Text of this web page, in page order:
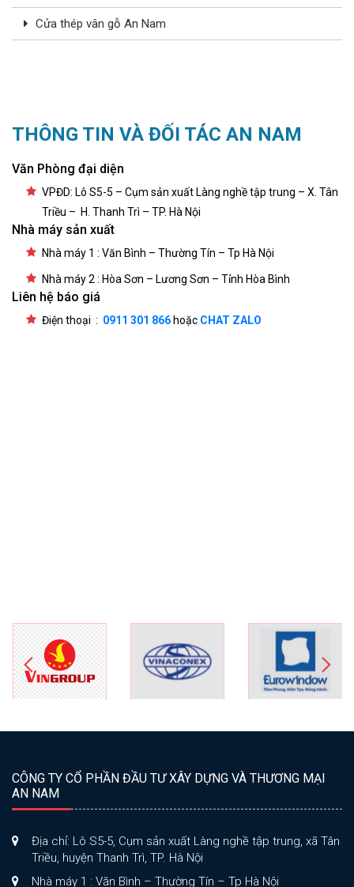
Cửa thép vân gỗ An Nam
THÔNG TIN VÀ ĐỐI TÁC AN NAM
Văn Phòng đại diện
VPĐD: Lô S5-5 – Cụm sản xuất Làng nghề tập trung – X. Tân
Triều – H. Thanh Trì – TP. Hà Nội
Nhà máy sản xuất
Nhà máy 1 : Văn Bình – Thường Tín – Tp Hà Nội
Nhà máy 2 : Hòa Sơn – Lương Sơn – Tỉnh Hòa Bình
Liên hệ báo giá
Điện thoại : 0911 301 866hoặc CHAT ZALO
CÔNG TY CỔ PHẦN ĐẦU TƯ XÂY DỰNG VÀ THƯƠNG MẠI
AN NAM
Địa chỉ: Lô S5-5, Cụm sản xuất Làng nghề tập trung, xã Tân
Triều, huyện Thanh Trì, TP. Hà Nội
Nhà máy 1 : Văn Bình – Thường Tín – Tp Hà Nội